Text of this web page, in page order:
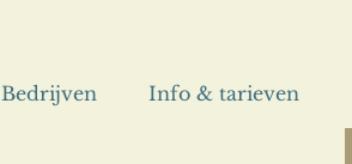
Bedrijven Info & tarieven